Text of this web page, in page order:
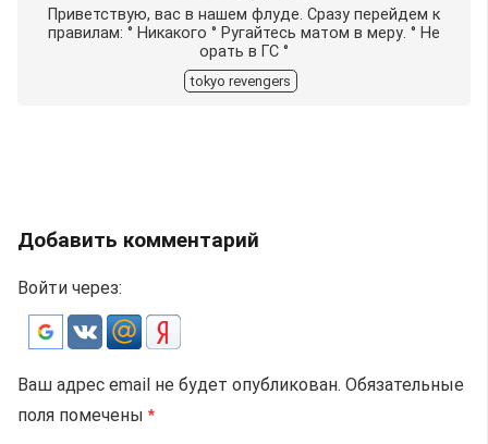
Приветствую, вас в нашем флуде. Сразу перейдем к
правилам: ° Никакого ° Ругайтесь матом в меру. ° Не
орать в ГС °
tokyo revengers
Добавить комментарий
Войти через:
Ваш адрес email не будет опубликован. Обязательные
поля помечены *